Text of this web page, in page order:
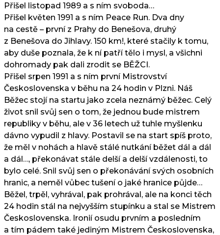
Přišel listopad 1989 a s ním svoboda…
Přišel květen 1991 a s ním Peace Run. Dva dny
na cestě – první z Prahy do Benešova, druhý
z Benešova do Jihlavy. 150 km!, které stačily k tomu,
aby duše poznala, že k ní patří tělo i mysl, a všichni
dohromady pak dali zrodit se BĚŽCI.
Přišel srpen 1991 a s ním první Mistrovství
Československa v běhu na 24 hodin v Plzni. Náš
Běžec stojí na startu jako zcela neznámý běžec. Celý
život snil svůj sen o tom, že jednou bude mistrem
republiky v běhu, ale v 36 letech už tuhle myšlenku
dávno vypudil z hlavy. Postavil se na start spíš proto,
že měl v nohách a hlavě stálé nutkání běžet dál a dál
a dál…, překonávat stále delší a delší vzdálenosti, to
bylo celé. Snil svůj sen o překonávání svých osobních
hranic, a neměl vůbec tušení o jaké hranice půjde…
Běžel, trpěl, vyhrával, pak prohrával, ale na konci těch
24 hodin stál na nejvyšším stupínku a stal se Mistrem
Československa. Ironií osudu prvním a posledním
a tím pádem také jediným Mistrem Československa,